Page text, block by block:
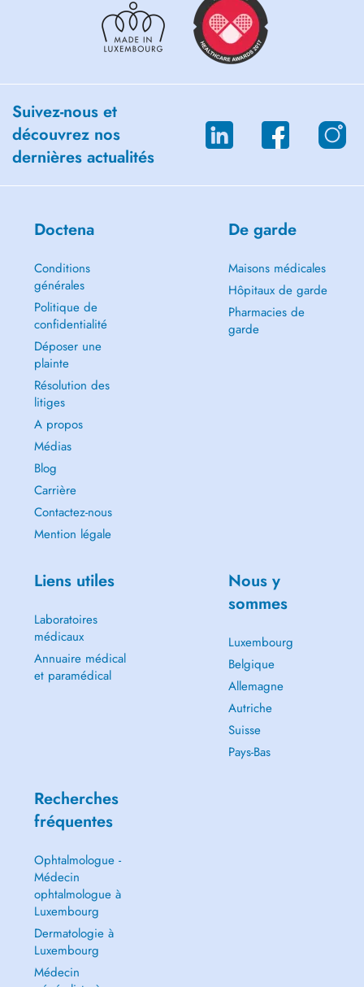
Suivez-nous et
découvrez nos
dernières actualités
Doctena
Conditions
générales
Politique de
confidentialité
Déposer une
plainte
Résolution des
litiges
A propos
Médias
Blog
Carrière
Contactez-nous
Mention légale
De garde
Maisons médicales
Hôpitaux de garde
Pharmacies de
garde
Liens utiles
Laboratoires
médicaux
Annuaire médical
et paramédical
Nous y
sommes
Luxembourg
Belgique
Allemagne
Autriche
Suisse
Pays-Bas
Recherches
fréquentes
Ophtalmologue -
Médecin
ophtalmologue à
Luxembourg
Dermatologie à
Luxembourg
Médecin